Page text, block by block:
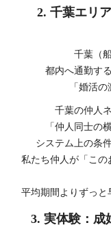
2. 千葉エリ
千葉（
都内へ通勤す
「婚活
千葉の仲人
「仲人同士の
システム上の条
私たち仲人が「この
平均期間よりずっと
3. 実体験：成